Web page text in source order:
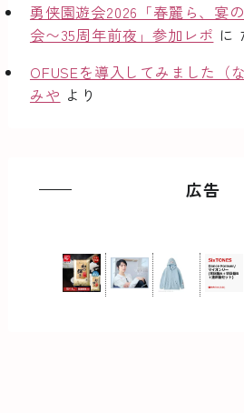
勇侠園遊会2026「春麗ら、宴
会〜35周年前夜」参加レポ に
OFUSEを導入してみました（な
みや より
広告